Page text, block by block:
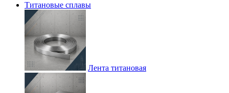
Титановые сплавы
Лента титановая